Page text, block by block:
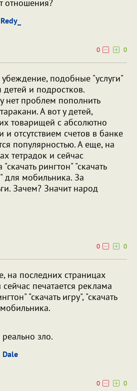
отношения?
Redy_
0
0
подобные "услуги"
и подростков.
нет проблем пополнить
А вот у детей,
товарищей с абсолютно
отсутствием счетов в банке
популярностью. А еще, на
тетрадок и сейчас
рингтон" "скачать
для мобильника. За
Зачем? Значит народ
0
0
на последних страницах
сейчас печатается реклама
"скачать игру", "скачать
зло.
Dale
0
0